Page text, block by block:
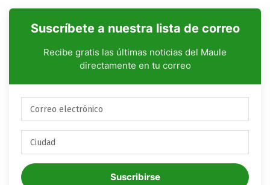
Suscríbete a nuestra lista de correo
Recibe gratis las últimas noticias del Maule
directamente en tu correo
Suscribirse